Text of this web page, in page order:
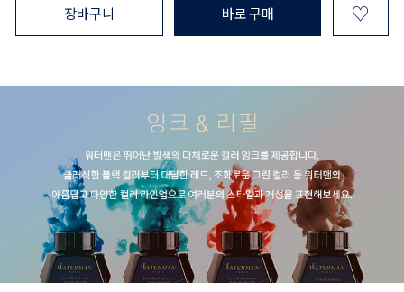
장바구니 바로 구매 ♡